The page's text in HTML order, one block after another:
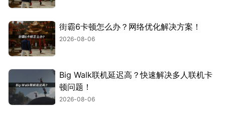
街霸6卡顿怎么办？网络优化解决方案！
2026-08-06
Big Walk联机延迟高？快速解决多人联机卡
顿问题！
2026-08-06